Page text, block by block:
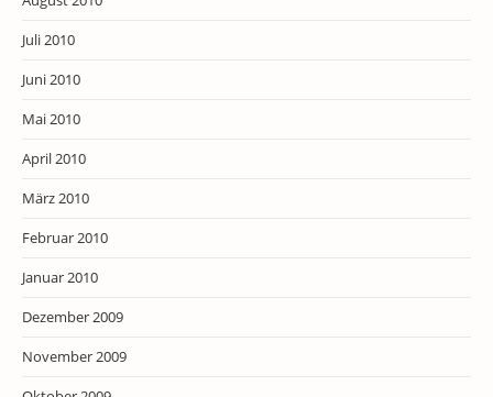
Juli 2010
Juni 2010
Mai 2010
April 2010
März 2010
Februar 2010
Januar 2010
Dezember 2009
November 2009